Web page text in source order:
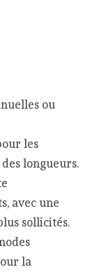
ou
les
longueurs.
avec une
sollicités.
la